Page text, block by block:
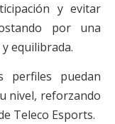
y evitar
por una
equilibrada.
perfiles puedan
nivel, reforzando
Teleco Esports.